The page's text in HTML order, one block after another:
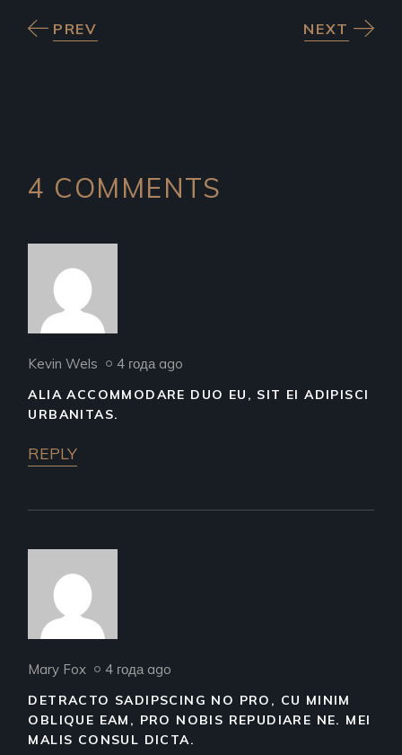
PREV NEXT
4 COMMENTS
Kevin Wels 4 года ago
ALIA ACCOMMODARE DUO EU, SIT EI ADIPISCI
URBANITAS.
REPLY
Mary Fox 4 года ago
DETRACTO SADIPSCING NO PRO, CU MINIM
OBLIQUE EAM, PRO NOBIS REPUDIARE NE. MEI
MALIS CONSUL DICTA.